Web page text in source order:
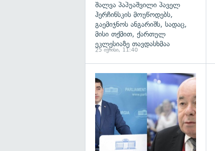
შალვა პაპუაშვილი პაველ
ჰერჩინსკის მოუწოდებს,
გაემიჯნოს ანგარიშს, სადაც,
მისი თქმით, ქართულ
ეკლესიაზე თავდასხმაა
25 ივნისი, 11:40